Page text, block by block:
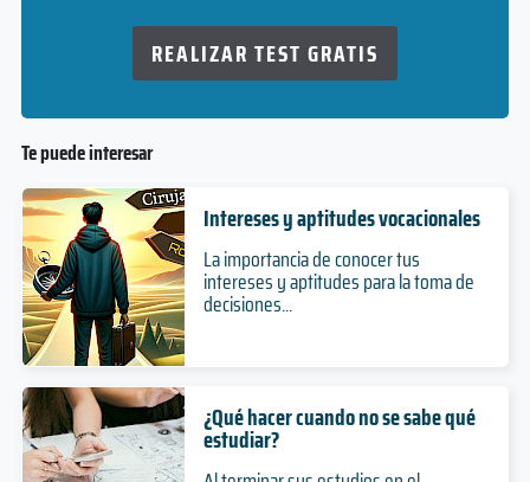
REALIZAR TEST GRATIS
Te puede interesar
Intereses y aptitudes vocacionales
La importancia de conocer tus
intereses y aptitudes para la toma de
decisiones...
¿Qué hacer cuando no se sabe qué
estudiar?